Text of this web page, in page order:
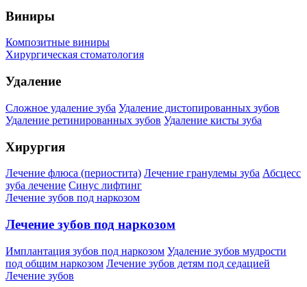
Виниры
Композитные виниры
Хирургическая стоматология
Удаление
Сложное удаление зуба Удаление дистопированных зубов
Удаление ретинированных зубов Удаление кисты зуба
Хирургия
Лечение флюса (периостита) Лечение гранулемы зуба Абсцесс
зуба лечение Синус лифтинг
Лечение зубов под наркозом
Лечение зубов под наркозом
Имплантация зубов под наркозом Удаление зубов мудрости
под общим наркозом Лечение зубов детям под седацией
Лечение зубов